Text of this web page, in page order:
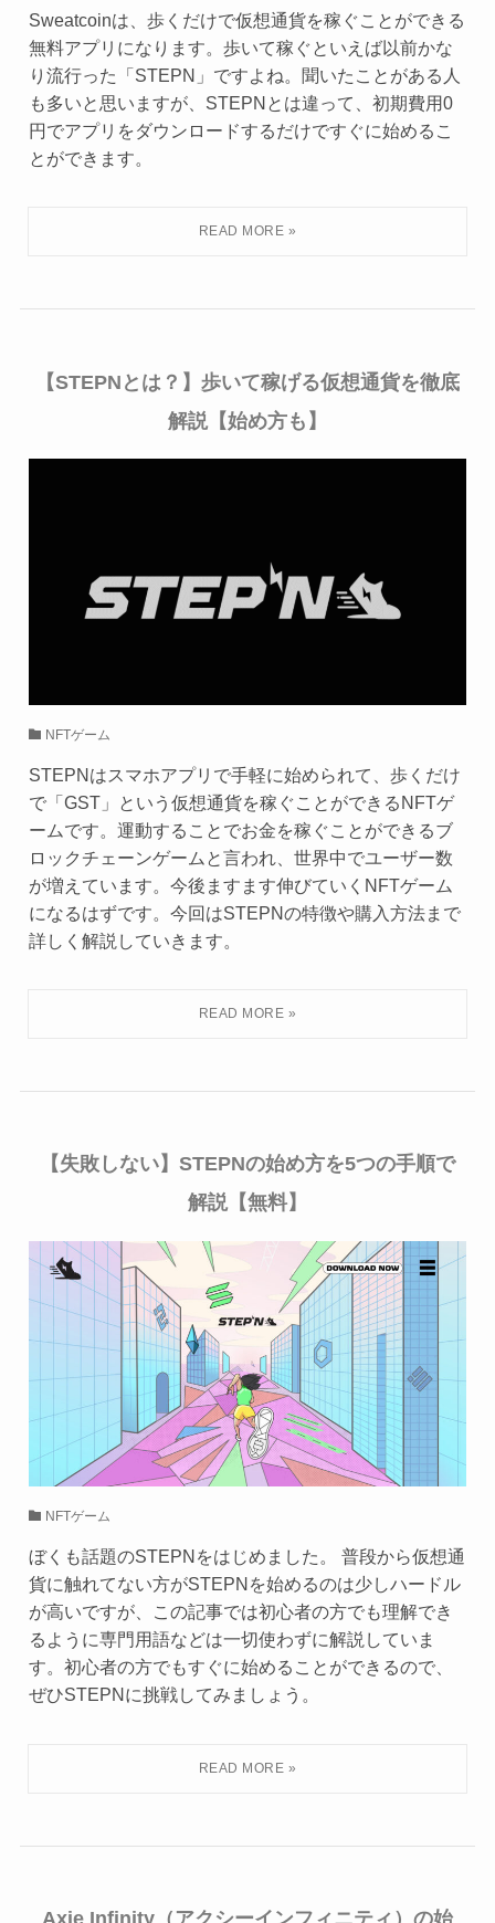
Sweatcoinは、歩くだけで仮想通貨を稼ぐことができる
無料アプリになります。歩いて稼ぐといえば以前かな
り流行った「STEPN」ですよね。聞いたことがある人
も多いと思いますが、STEPNとは違って、初期費用0
円でアプリをダウンロードするだけですぐに始めるこ
とができます。
【STEPNとは？】歩いて稼げる仮想通貨を徹底
解説【始め方も】
NFTゲーム
STEPNはスマホアプリで手軽に始められて、歩くだけ
で「GST」という仮想通貨を稼ぐことができるNFTゲ
ームです。運動することでお金を稼ぐことができるブ
ロックチェーンゲームと言われ、世界中でユーザー数
が増えています。今後ますます伸びていくNFTゲーム
になるはずです。今回はSTEPNの特徴や購入方法まで
詳しく解説していきます。
【失敗しない】STEPNの始め方を5つの手順で
解説【無料】
NFTゲーム
ぼくも話題のSTEPNをはじめました。 普段から仮想通
貨に触れてない方がSTEPNを始めるのは少しハードル
が高いですが、この記事では初心者の方でも理解でき
るように専門用語などは一切使わずに解説していま
す。初心者の方でもすぐに始めることができるので、
ぜひSTEPNに挑戦してみましょう。